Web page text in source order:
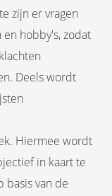
zijn er vragen
hobby's, zodat
Deels wordt
Hiermee wordt
in kaart te
basis van de